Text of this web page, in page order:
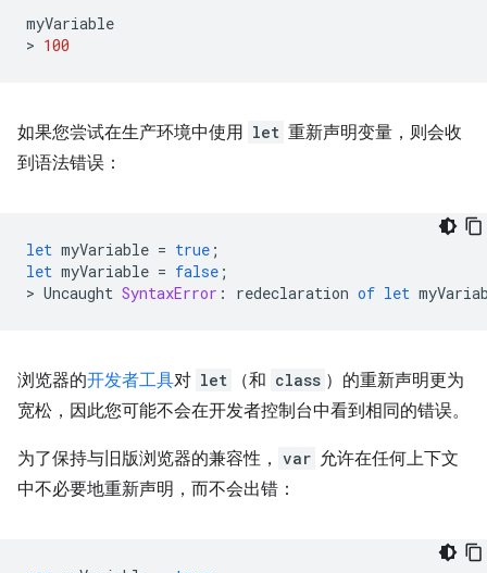
myVariable
> 100
如果您尝试在生产环境中使用 let 重新声明变量，则会收
到语法错误：
let myVariable = true ;
let myVariable = false ;
> Uncaught SyntaxError : redeclaration of let
浏览器的开发者工具对 let （和 class ）的重新声明更为
宽松，因此您可能不会在开发者控制台中看到相同的错误。
为了保持与旧版浏览器的兼容性， var 允许在任何上下文
中不必要地重新声明，而不会出错：